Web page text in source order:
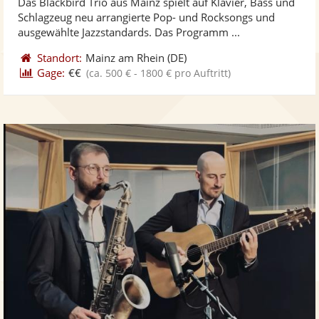
Fotos
5
Schlagzeug neu arrangierte Pop- und Rocksongs und
ausgewählte Jazzstandards. Das Programm ...
Standort: Mainz am Rhein (DE)
Gage: €€ (ca. 500 € - 1800 € pro Auftritt)